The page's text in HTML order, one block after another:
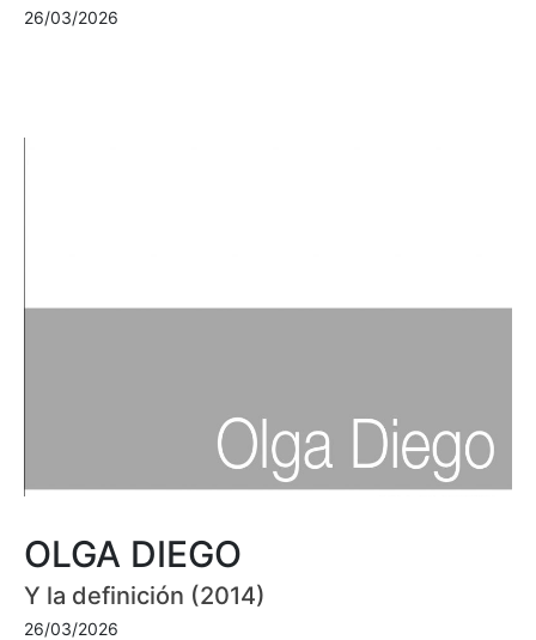
26/03/2026
OLGA DIEGO
Y la definición (2014)
26/03/2026